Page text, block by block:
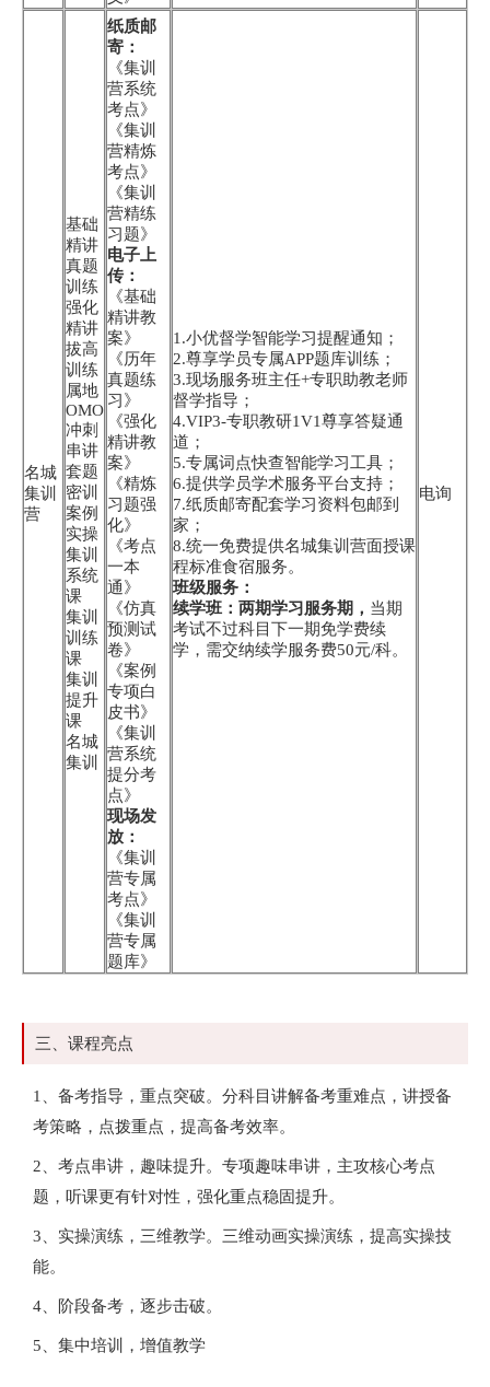
名城
集训
营
基础
精讲
真题
训练
强化
精讲
拔高
训练
属地
OMO
冲刺
串讲
套题
密训
案例
实操
集训
系统
课
集训
训练
课
集训
提升
课
名城
集训
纸质邮
寄：
《集训
营系统
考点》
《集训
营精炼
考点》
《集训
营精练
习题》
电子上
传：
《基础
精讲教
案》
《历年
真题练
习》
《强化
精讲教
案》
《精炼
习题强
化》
《考点
一本
通》
《仿真
预测试
卷》
《案例
专项白
皮书》
《集训
营系统
提分考
点》
现场发
放：
《集训
营专属
考点》
《集训
营专属
题库》
1.小优督学智能学习提醒通知；
2.尊享学员专属APP题库训练；
3.现场服务班主任+专职助教老师
督学指导；
4.VIP3-专职教研1V1尊享答疑通
道；
5.专属词点快查智能学习工具；
6.提供学员学术服务平台支持；
7.纸质邮寄配套学习资料包邮到
家；
8.统一免费提供名城集训营面授课
程标准食宿服务。
班级服务：
续学班：两期学习服务期， 当期
考试不过科目下一期免学费续
学，需交纳续学服务费50元/科。
电询
三、课程亮点
1、备考指导，重点突破。分科目讲解备考重难点，讲授备
考策略，点拨重点，提高备考效率。
2、考点串讲，趣味提升。专项趣味串讲，主攻核心考点
题，听课更有针对性，强化重点稳固提升。
3、实操演练，三维教学。三维动画实操演练，提高实操技
能。
4、阶段备考，逐步击破。
5、集中培训，增值教学